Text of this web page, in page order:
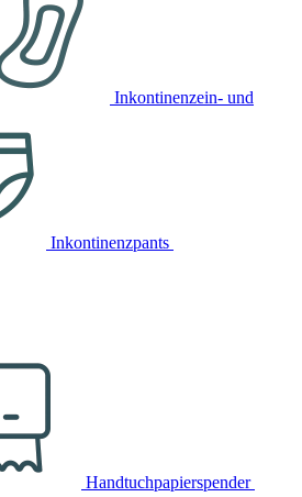
Inkontinenzein- und
Inkontinenzpants
Handtuchpapierspender